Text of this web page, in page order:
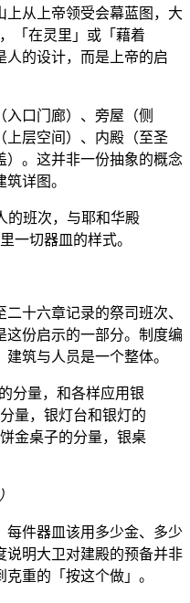
上从上帝领受会幕蓝图，大
，「在灵里」或「藉着
人的设计，而是上帝的启
入口门廊）、旁屋（侧
上层空间）、内殿（至圣
）。这并非一份抽象的概念
详图。
的班次，与耶和华殿
一切器皿的样式。
十六章记录的祭司班次、
这份启示的一部分。制度编
筑与人员是一个整体。
分量，和各样应用银
量，银灯台和银灯的
金桌子的分量，银桌
每件器皿该用多少金、多少
说明大卫对建殿的预备并非
重的「按这个做」。